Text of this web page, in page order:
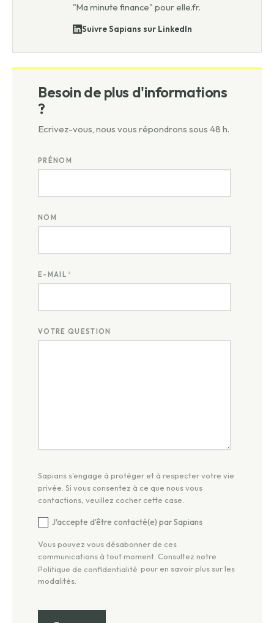
"Ma minute finance" pour elle.fr.
Suivre Sapians sur LinkedIn
Besoin de plus d'informations
?
Ecrivez-vous, nous vous répondrons sous 48 h.
PRÉNOM
NOM
E-MAIL *
VOTRE QUESTION
Sapians s'engage à protéger et à respecter votre vie
privée. Si vous consentez à ce que nous vous
contactions, veuillez cocher cette case.
J'accepte d'être contacté(e) par Sapians
Vous pouvez vous désabonner de ces
communications à tout moment. Consultez notre
Politique de confidentialité pour en savoir plus sur les
modalités.